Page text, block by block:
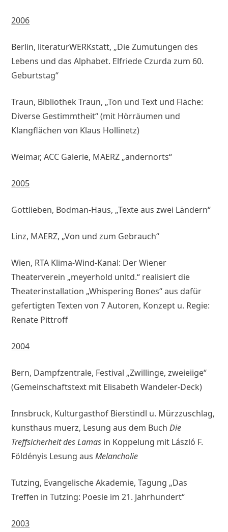
2006
Berlin, literaturWERKstatt, „Die Zumutungen des
Lebens und das Alphabet. Elfriede Czurda zum 60.
Geburtstag“
Traun, Bibliothek Traun, „Ton und Text und Fläche:
Diverse Gestimmtheit“ (mit Hörräumen und
Klangflächen von Klaus Hollinetz)
Weimar, ACC Galerie, MAERZ „andernorts“
2005
Gottlieben, Bodman-Haus, „Texte aus zwei Ländern“
Linz, MAERZ, „Von und zum Gebrauch“
Wien, RTA Klima-Wind-Kanal: Der Wiener
Theaterverein „meyerhold unltd.“ realisiert die
Theaterinstallation „Whispering Bones“ aus dafür
gefertigten Texten von 7 Autoren, Konzept u. Regie:
Renate Pittroff
2004
Bern, Dampfzentrale, Festival „Zwillinge, zweieiige“
(Gemeinschaftstext mit Elisabeth Wandeler-Deck)
Innsbruck, Kulturgasthof Bierstindl u. Mürzzuschlag,
kunsthaus muerz, Lesung aus dem BuchDie
Treffsicherheit des Lamas in Koppelung mit László F.
Földényis Lesung ausMelancholie
Tutzing, Evangelische Akademie, Tagung „Das
Treffen in Tutzing: Poesie im 21. Jahrhundert“
2003